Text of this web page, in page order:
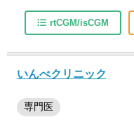
rtCGM/isCGM
いんべクリニック
専門医